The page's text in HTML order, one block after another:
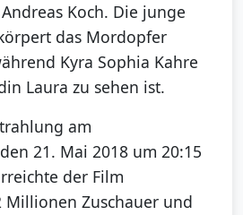
Koch. Die junge
das Mordopfer
Kyra Sophia Kahre
Laura zu sehen ist.
am
21. Mai 2018 um 20:15
der Film
Millionen Zuschauer und